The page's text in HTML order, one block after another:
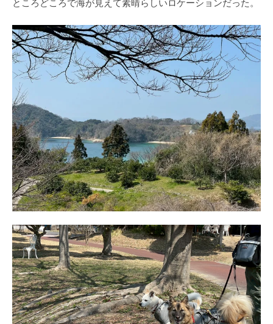
ところどころで海が見えて素晴らしいロケーションだった。